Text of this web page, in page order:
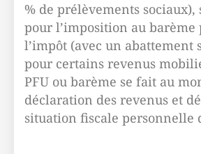
% de prélèvements sociaux),
pour l’imposition au barème
l’impôt (avec un abattement
pour certains revenus
PFU ou barème se fait au
déclaration des revenus et
situation fiscale personnelle